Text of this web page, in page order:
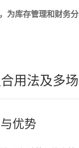
为库存管理和财务
用法及多
优势